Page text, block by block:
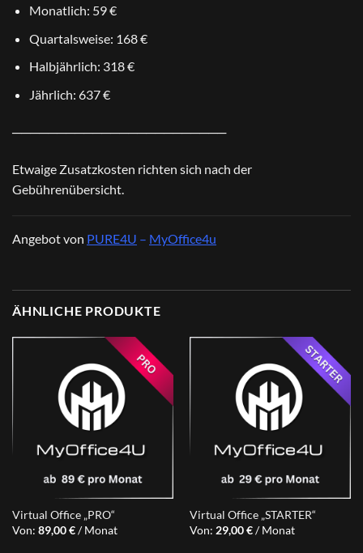
Monatlich: 59 €
Quartalsweise: 168 €
Halbjährlich: 318 €
Jährlich: 637 €
────────────────────────
Etwaige Zusatzkosten richten sich nach der
Gebührenübersicht
Angebot von PURE4U – MyOffice4u
ÄHNLICHE PRODUKTE
Virtual Office „PRO“
Von: 89,00€ / Monat
Virtual Office „STARTER“
Von: 29,00€ / Monat